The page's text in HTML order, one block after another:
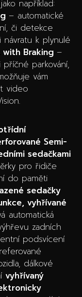
například:
– automatické
či detekce
návratu k plynulé
Braking –
parkování,
vám
video
Semi-
sedačkami
pro řidiče
do paměti
sedačky
vyhřívané
automatická
zadních
podsvícení
dálkové
vyhřívaný